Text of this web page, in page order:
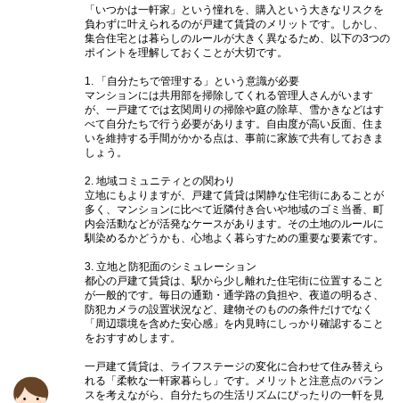
「いつかは一軒家」という憧れを、購入という大きなリスクを
負わずに叶えられるのが戸建て賃貸のメリットです。しかし、
集合住宅とは暮らしのルールが大きく異なるため、以下の3つの
ポイントを理解しておくことが大切です。
1. 「自分たちで管理する」という意識が必要
マンションには共用部を掃除してくれる管理人さんがいます
が、一戸建てでは玄関周りの掃除や庭の除草、雪かきなどはす
べて自分たちで行う必要があります。自由度が高い反面、住ま
いを維持する手間がかかる点は、事前に家族で共有しておきま
しょう。
2. 地域コミュニティとの関わり
立地にもよりますが、戸建て賃貸は閑静な住宅街にあることが
多く、マンションに比べて近隣付き合いや地域のゴミ当番、町
内会活動などが活発なケースがあります。その土地のルールに
馴染めるかどうかも、心地よく暮らすための重要な要素です。
3. 立地と防犯面のシミュレーション
都心の戸建て賃貸は、駅から少し離れた住宅街に位置すること
が一般的です。毎日の通勤・通学路の負担や、夜道の明るさ、
防犯カメラの設置状況など、建物そのものの条件だけでなく
「周辺環境を含めた安心感」を内見時にしっかり確認すること
をおすすめします。
一戸建て賃貸は、ライフステージの変化に合わせて住み替えら
れる「柔軟な一軒家暮らし」です。メリットと注意点のバラン
スを考えながら、自分たちの生活リズムにぴったりの一軒を見